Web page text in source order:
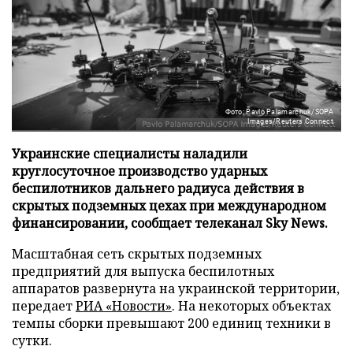
Фото: Pavlo Palamarchuk/SOPA
Images/Reuters Connect
Украинские специалисты наладили
круглосуточное производство ударных
беспилотников дальнего радиуса действия в
скрытых подземных цехах при международном
финансировании, сообщает телеканал Sky News.
Масштабная сеть скрытых подземных
предприятий для выпуска беспилотных
аппаратов развернута на украинской территории,
передаетРИА «Новости». На некоторых объектах
темпы сборки превышают 200 единиц техники в
сутки.